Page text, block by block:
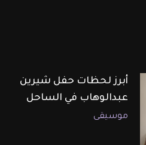
أبرز لحظات حفل شيرين
عبدالوهاب في الساحل
موسيقى